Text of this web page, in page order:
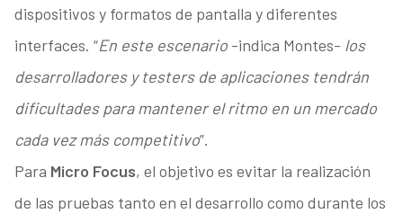
dispositivos y formatos de pantalla y diferentes
interfaces. “En este escenario-indica Montes- los
desarrolladores y testers de aplicaciones tendrán
dificultades para mantener el ritmo en un mercado
cada vez más competitivo”.
Para Micro Focus, el objetivo es evitar la realización
de las pruebas tanto en el desarrollo como durante los